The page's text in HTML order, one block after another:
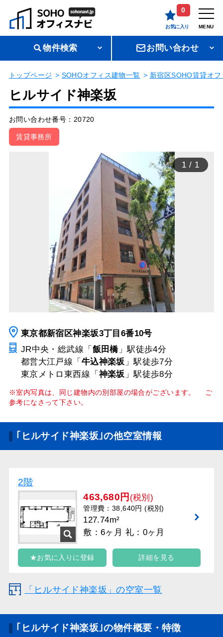
0
お気に入り MENU
物件検索 お問い合わせ
トップページ SOHOオフィス建物一覧 新宿区SOHO賃貸オフ
ヒルサイド神楽坂
お問い合わせ番号：20720
賃貸事務所
1 / 1
東京都新宿区神楽坂3丁目6番10号
JR中央・総武線「 飯田橋」駅徒歩4分
都営大江戸線「 牛込神楽坂 」駅徒歩7分
東京メトロ東西線「神楽坂 」駅徒歩8分
※室内写真は、同じ建物内の別部屋の場合がございます。 ご
参考になさって下さい。
｢ヒルサイド神楽坂｣の他空室情報
2階
463,680円 (税別)
管理費：38,640円 (税別)
127.74m²
敷：6ヶ月 礼：0ヶ月
★お気に入りに登録 詳細を見る
「ヒルサイド神楽坂」の空室一覧
｢ヒルサイド神楽坂｣の物件概要・特徴